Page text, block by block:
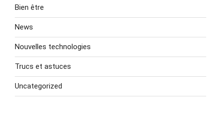
Bien être
News
Nouvelles technologies
Trucs et astuces
Uncategorized